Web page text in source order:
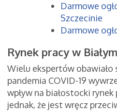
Darmowe
Szczecinie
Darmowe
Rynek pracy w
Wielu ekspertów obawiało
pandemia COVID-19
wpływ na białostocki rynek
jednak, że jest wręcz